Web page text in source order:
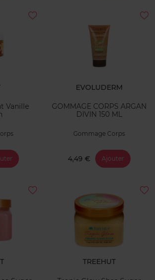
Vanille
EVOLUDERM
GOMMAGE CORPS ARGAN
DIVIN 150 ML
Gommage Corps
4,49 € Ajouter
TREEHUT